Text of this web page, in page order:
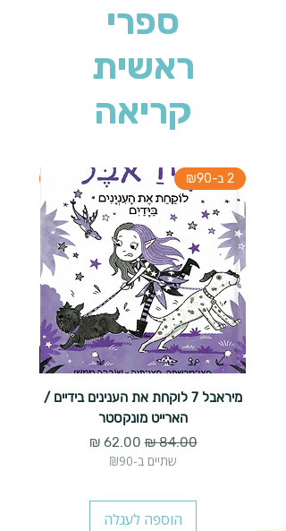
ספרי
ראשית
קריאה
2 ב-₪90
מיראבל 7 לוקחת את הענינים בידיים /
הארייט מונקסטר
מחיר רגיל‏84.00 ‏₪ מחיר מבצע
שתיים ב-₪90
הוספה לעגלה